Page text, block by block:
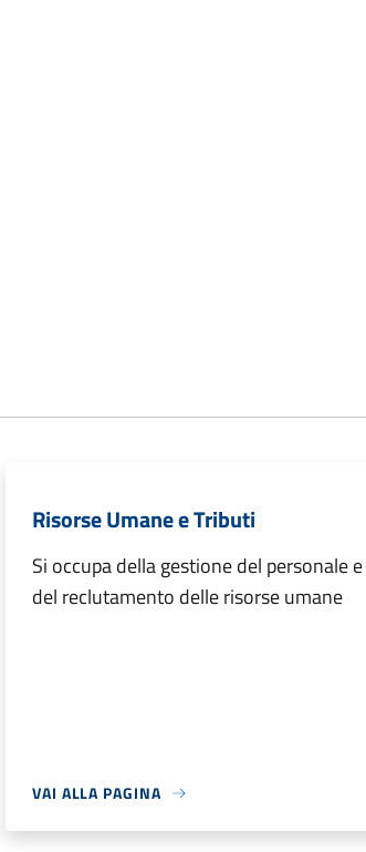
Risorse Umane e Tributi
Si occupa della gestione del personale e
del reclutamento delle risorse umane
VAI ALLA PAGINA